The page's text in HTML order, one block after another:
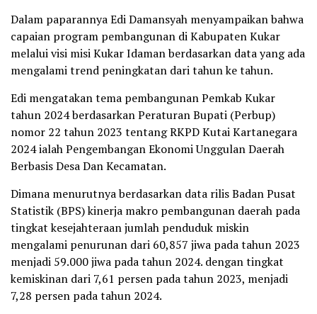
Dalam paparannya Edi Damansyah menyampaikan bahwa
capaian program pembangunan di Kabupaten Kukar
melalui visi misi Kukar Idaman berdasarkan data yang ada
mengalami trend peningkatan dari tahun ke tahun.
Edi mengatakan tema pembangunan Pemkab Kukar
tahun 2024 berdasarkan Peraturan Bupati (Perbup)
nomor 22 tahun 2023 tentang RKPD Kutai Kartanegara
2024 ialah Pengembangan Ekonomi Unggulan Daerah
Berbasis Desa Dan Kecamatan.
Dimana menurutnya berdasarkan data rilis Badan Pusat
Statistik (BPS) kinerja makro pembangunan daerah pada
tingkat kesejahteraan jumlah penduduk miskin
mengalami penurunan dari 60,857 jiwa pada tahun 2023
menjadi 59.000 jiwa pada tahun 2024. dengan tingkat
kemiskinan dari 7,61 persen pada tahun 2023, menjadi
7,28 persen pada tahun 2024.